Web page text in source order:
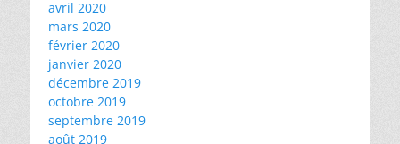
avril 2020
mars 2020
février 2020
janvier 2020
décembre 2019
octobre 2019
septembre 2019
août 2019